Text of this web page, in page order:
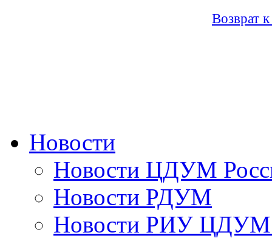
Возврат
Новости
Новости ЦДУМ
Новости РДУМ
Новости РИУ ЦДУМ